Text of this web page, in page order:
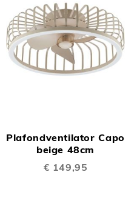
Plafondventilator Capo
beige 48cm
€ 149,95